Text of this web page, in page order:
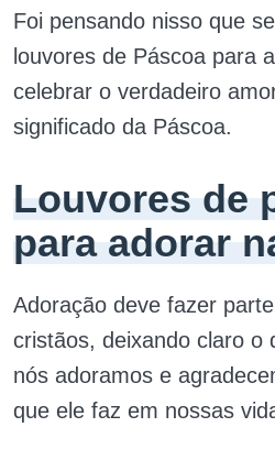
Foi pensando nisso que
louvores de Páscoa para
celebrar o verdadeiro
significado da Páscoa.
Louvores de
para adorar
Adoração deve fazer
cristãos, deixando claro o
nós adoramos e
que ele faz em nossas